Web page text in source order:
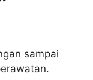
sampai